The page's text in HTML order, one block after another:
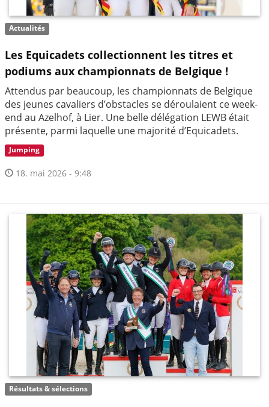
Actualités
Les Equicadets collectionnent les titres et
podiums aux championnats de Belgique !
Attendus par beaucoup, les championnats de Belgique
des jeunes cavaliers d’obstacles se déroulaient ce week-
end au Azelhof, à Lier. Une belle délégation LEWB était
présente, parmi laquelle une majorité d’Equicadets.
Jumping
18. mai 2026 - 9:48
Résultats & sélections